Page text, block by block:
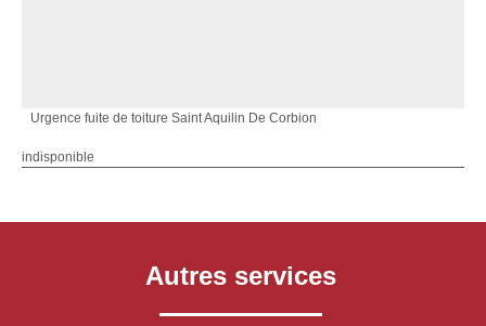
Urgence fuite de toiture Saint Aquilin De Corbion
indisponible
Autres services